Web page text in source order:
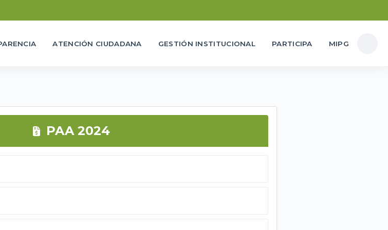
ATENCIÓN CIUDADANA GESTIÓN INSTITUCIONAL PARTICIPA MIPG
PAA 2024